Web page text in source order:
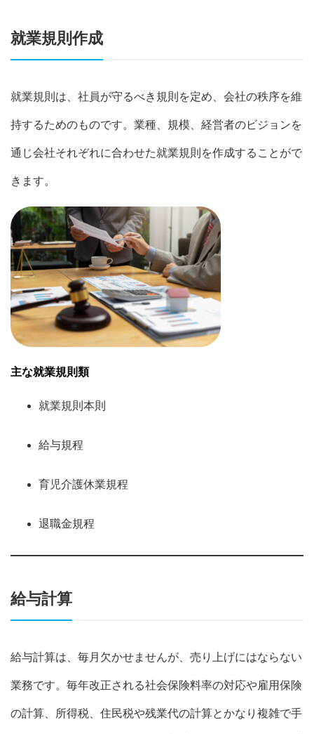
就業規則作成
就業規則は、社員が守るべき規則を定め、会社の秩序を維
持するためのものです。業種、規模、経営者のビジョンを
通じ会社それぞれに合わせた就業規則を作成することがで
きます。
主な就業規則類
就業規則本則
給与規程
育児介護休業規程
退職金規程
給与計算
給与計算は、毎月欠かせませんが、売り上げにはならない
業務です。毎年改正される社会保険料率の対応や雇用保険
の計算、所得税、住民税や残業代の計算とかなり複雑で手